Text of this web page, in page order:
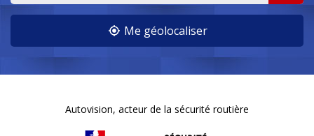
Me géolocaliser
Autovision, acteur de la sécurité routière